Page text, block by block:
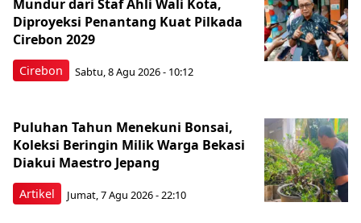
Cirebon
Mundur dari Staf Ahli Wali Kota,
Diproyeksi Penantang Kuat Pilkada
Cirebon 2029
Sabtu, 8 Agu 2026 - 10:12
Artikel
Puluhan Tahun Menekuni Bonsai,
Koleksi Beringin Milik Warga Bekasi
Diakui Maestro Jepang
Jumat, 7 Agu 2026 - 22:10